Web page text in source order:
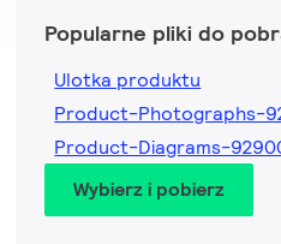
Popularne pliki do
Ulotka produktu
Product-Photographs-
Product-Diagrams-
Wybierz i pobierz